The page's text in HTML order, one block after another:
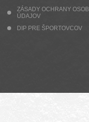
ZÁSADY OCHRANY
ÚDAJOV
DIP PRE ŠPORTOVCOV